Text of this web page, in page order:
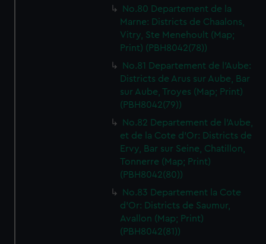
No.80 Departement de la
Marne: Districts de Chaalons,
Vitry, Ste Menehoult (Map;
Print) (PBH8042(78))
No.81 Departement de l'Aube:
Districts de Arus sur Aube, Bar
sur Aube, Troyes (Map; Print)
(PBH8042(79))
No.82 Departement de l'Aube,
et de la Cote d'Or: Districts de
Ervy, Bar sur Seine, Chatillon,
Tonnerre (Map; Print)
(PBH8042(80))
No.83 Departement la Cote
d'Or: Districts de Saumur,
Avallon (Map; Print)
(PBH8042(81))